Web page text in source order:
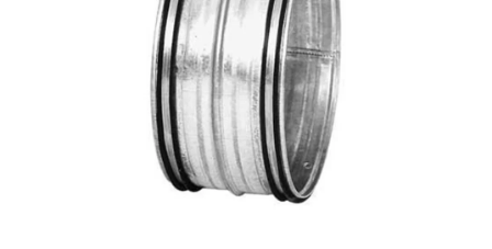
ZVLHČOVAČE VZDUCHU PRŮMYSLOVÉ
NAHŘÍVACÍ POLŠTÁŘEK S LÁVOVÝM PÍSKEM